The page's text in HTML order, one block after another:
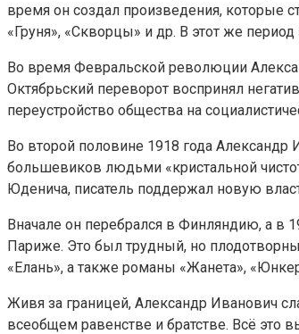
время он создал произведения, которые
«Груня», «Скворцы» и др. В этот же
Во время Февральской революции
Октябрьский переворот воспринял
переустройство общества на
Во второй половине 1918 года Александр
большевиков людьми «кристальной
Юденича, писатель поддержал новую
Вначале он перебрался в Финляндию, а в
Париже. Это был трудный, но
«Елань», а также романы «Жанета»,
Живя за границей, Александр Иванович
всеобщем равенстве и братстве. Всё